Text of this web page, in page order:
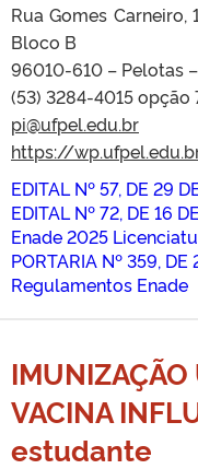
Rua Gomes Carneiro,
Bloco B
96010-610 – Pelotas
(53) 3284-4015 opção
pi@ufpel.edu.br
https://
EDITAL Nº 57, DE 29
EDITAL Nº 72, DE 16
Enade 2025
PORTARIA Nº 359,
Regulamentos Enade
VACINA
estudante